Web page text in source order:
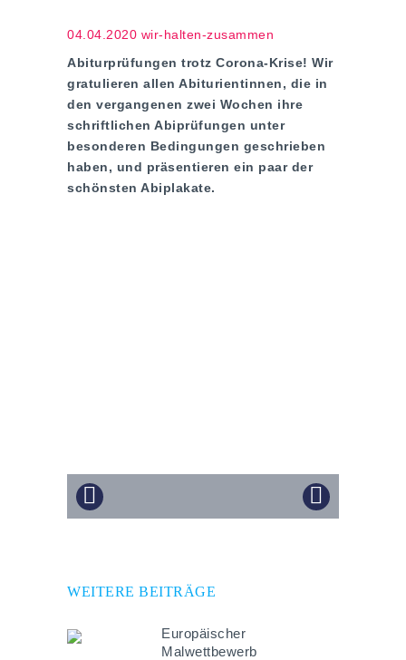
04.04.2020 wir-halten-zusammen
Abiturprüfungen trotz Corona-Krise! Wir
gratulieren allen Abiturientinnen, die in
den vergangenen zwei Wochen ihre
schriftlichen Abiprüfungen unter
besonderen Bedingungen geschrieben
haben, und präsentieren ein paar der
schönsten Abiplakate.
WEITERE BEITRÄGE
Europäischer
Malwettbewerb